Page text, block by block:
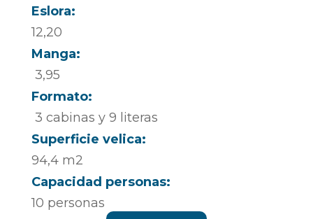
Eslora:
12,20
Manga:
3,95
Formato:
3 cabinas y 9 literas
Superficie velica:
94,4 m2
Capacidad personas:
10 personas